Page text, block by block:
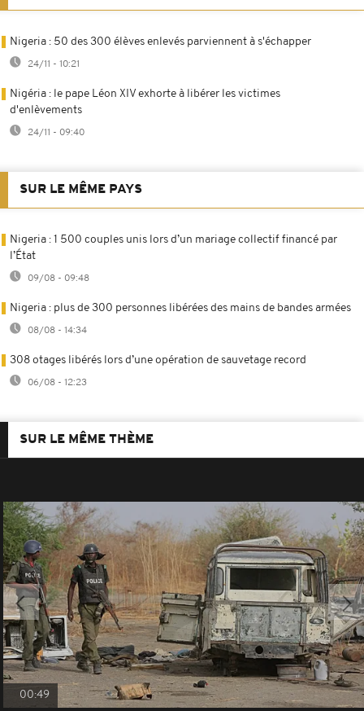
Nigeria : 50 des 300 élèves enlevés parviennent à s'échapper
24/11 - 10:21
Nigéria : le pape Léon XIV exhorte à libérer les victimes
d'enlèvements
24/11 - 09:40
SUR LE MÊME PAYS
Nigeria : 1 500 couples unis lors d’un mariage collectif financé par
l’État
09/08 - 09:48
Nigeria : plus de 300 personnes libérées des mains de bandes armées
08/08 - 14:34
308 otages libérés lors d’une opération de sauvetage record
06/08 - 12:23
SUR LE MÊME THÈME
00:49